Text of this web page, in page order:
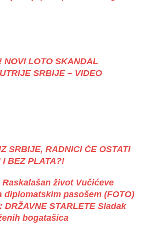
NOVI LOTO SKANDAL
SRBIJE – VIDEO
SRBIJE, RADNICI ĆE OSTATI
I BEZ PLATA?!
Raskalašan život Vučićeve
diplomatskim pasošem (FOTO)
DRŽAVNE STARLETE Sladak
bogatašica